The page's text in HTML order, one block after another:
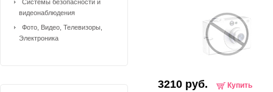
3210 руб. Купить
Системы безопасности и
видеонаблюдения
Фото, Видео, Телевизоры,
Электроника